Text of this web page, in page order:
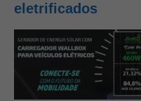
eletrificados